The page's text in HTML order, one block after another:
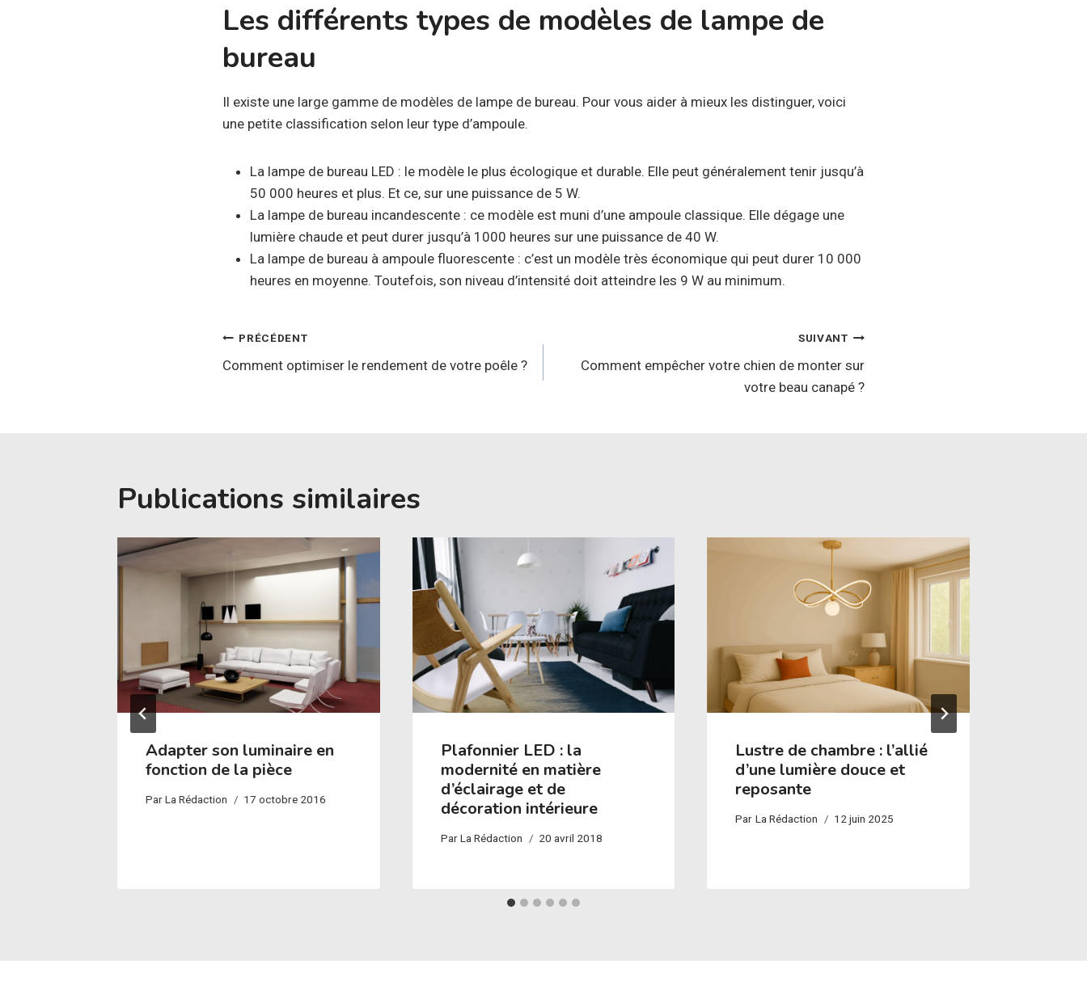
Les différents types de modèles de lampe de
bureau
Il existe une large gamme de modèles de lampe de bureau. Pour vous aider à mieux les distinguer, voici
une petite classification selon leur type d’ampoule.
La lampe de bureau LED : le modèle le plus écologique et durable. Elle peut généralement tenir jusqu’à
50 000 heures et plus. Et ce, sur une puissance de 5 W.
La lampe de bureau incandescente : ce modèle est muni d’une ampoule classique. Elle dégage une
lumière chaude et peut durer jusqu’à 1000 heures sur une puissance de 40 W.
La lampe de bureau à ampoule fluorescente : c’est un modèle très économique qui peut durer 10 000
heures en moyenne. Toutefois, son niveau d’intensité doit atteindre les 9 W au minimum.
Navigation
de
PRÉCÉDENT
Comment optimiser le rendement de votre poêle ?
SUIVANT
Comment empêcher votre chien de monter sur
votre beau canapé ?
Publications similaires
Adapter son luminaire en
fonction de la pièce
Par La Rédaction 17 octobre 2016
Plafonnier LED : la
modernité en matière
d’éclairage et de
décoration intérieure
ParLa Rédaction 20 avril 2018
Lustre de chambre : l’allié
d’une lumière douce et
reposante
Par La Rédaction 12 juin 2025